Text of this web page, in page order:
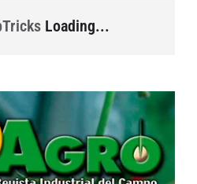
Loading...